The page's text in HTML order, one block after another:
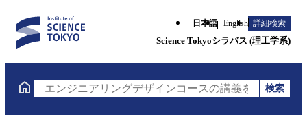
日本語 English 詳細検索
Science Tokyoシラバス (理工学系)
エンジニアリングデザインコースの講義を検索（講
検索